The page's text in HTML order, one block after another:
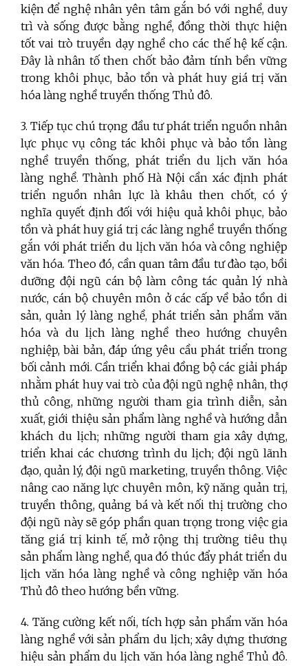
kiện để nghệ nhân yên tâm gắn bó với nghề, duy
trì và sống được bằng nghề, đồng thời thực hiện
tốt vai trò truyền dạy nghề cho các thế hệ kế cận.
Đây là nhân tố then chốt bảo đảm tính bền vững
trong khôi phục, bảo tồn và phát huy giá trị văn
hóa làng nghề truyền thống Thủ đô.
3. Tiếp tục chú trọng đầu tư phát triển nguồn nhân
lực phục vụ công tác khôi phục và bảo tồn làng
nghề truyền thống, phát triển du lịch văn hóa
làng nghề. Thành phố Hà Nội cần xác định phát
triển nguồn nhân lực là khâu then chốt, có ý
nghĩa quyết định đối với hiệu quả khôi phục, bảo
tồn và phát huy giá trị các làng nghề truyền thống
gắn với phát triển du lịch văn hóa và công nghiệp
văn hóa. Theo đó, cần quan tâm đầu tư đào tạo, bồi
dưỡng đội ngũ cán bộ làm công tác quản lý nhà
nước, cán bộ chuyên môn ở các cấp về bảo tồn di
sản, quản lý làng nghề, phát triển sản phẩm văn
hóa và du lịch làng nghề theo hướng chuyên
nghiệp, bài bản, đáp ứng yêu cầu phát triển trong
bối cảnh mới. Cần triển khai đồng bộ các giải pháp
nhằm phát huy vai trò của đội ngũ nghệ nhân, thợ
thủ công, những người tham gia trình diễn, sản
xuất, giới thiệu sản phẩm làng nghề và hướng dẫn
khách du lịch; những người tham gia xây dựng,
triển khai các chương trình du lịch; đội ngũ lãnh
đạo, quản lý, đội ngũ marketing, truyền thông. Việc
nâng cao năng lực chuyên môn, kỹ năng quản trị,
truyền thông, quảng bá và kết nối thị trường cho
đội ngũ này sẽ góp phần quan trọng trong việc gia
tăng giá trị kinh tế, mở rộng thị trường tiêu thụ
sản phẩm làng nghề, qua đó thúc đẩy phát triển du
lịch văn hóa làng nghề và công nghiệp văn hóa
Thủ đô theo hướng bền vững.
4. Tăng cường kết nối, tích hợp sản phẩm văn hóa
làng nghề với sản phẩm du lịch; xây dựng thương
hiệu sản phẩm du lịch văn hóa làng nghề Thủ đô.